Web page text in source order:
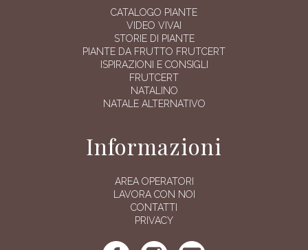
CATALOGO PIANTE
VIDEO VIVAI
STORIE DI PIANTE
PIANTE DA FRUTTO FRUTCERT
ISPIRAZIONI E CONSIGLI
FRUTCERT
NATALINO
NATALE ALTERNATIVO
Informazioni
AREA OPERATORI
LAVORA CON NOI
CONTATTI
PRIVACY